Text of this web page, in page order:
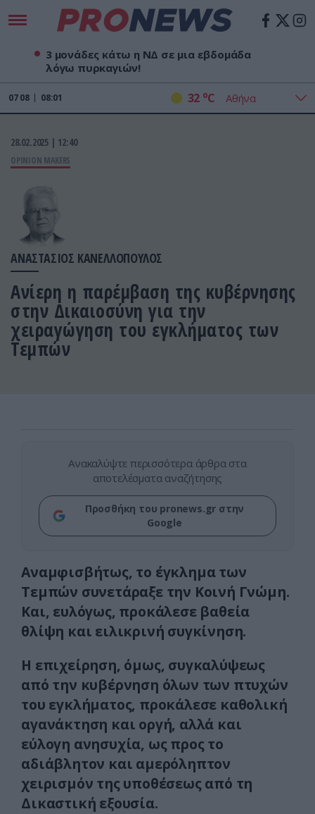
3 μονάδες κάτω η ΝΔ σε μια εβδομάδα
λόγω πυρκαγιών!
07 08 08:01 32 oC
28.02.2025 | 12:40
OPINION MAKERS
ΑΝΑΣΤΑΣΙΟΣ ΚΑΝΕΛΛΟΠΟΥΛΟΣ
Ανίερη η παρέμβαση της κυβέρνησης
στην Δικαιοσύνη για την
χειραγώγηση του εγκλήματος των
Τεμπών
Ανακαλύψτε περισσότερα άρθρα στα
αποτελέσματα αναζήτησης
Προσθήκη του pronews.gr στην
Google
Αναμφισβήτως, το έγκλημα των
Τεμπών συνετάραξε την Κοινή Γνώμη.
Και, ευλόγως, προκάλεσε βαθεία
θλίψη και ειλικρινή συγκίνηση.
Η επιχείρηση, όμως, συγκαλύψεως
από την κυβέρνηση όλων των πτυχών
του εγκλήματος, προκάλεσε καθολική
αγανάκτηση και οργή, αλλά και
εύλογη ανησυχία, ως προς το
αδιάβλητον και αμερόληπτον
χειρισμόν της υποθέσεως από τη
Δικαστική εξουσία.